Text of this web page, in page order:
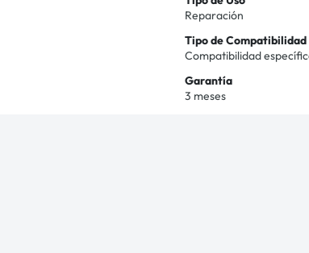
Reparación
Tipo de Compatibilidad
Compatibilidad
Garantía
3 meses